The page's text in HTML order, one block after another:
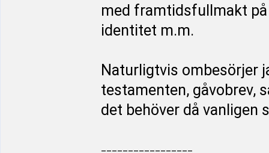
med framtidsfullmakt
identitet m.m.
Naturligtvis ombesörjer
testamenten, gåvobrev,
det behöver då vanligen